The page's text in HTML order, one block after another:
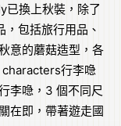
換上秋裝，除了
包括旅行用品、
意的蘑菇造型，各
行李喼
李喼，3 個不同尺
在即，帶著遊走國